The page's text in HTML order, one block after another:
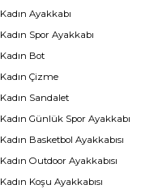
Kadın Ayakkabı
Kadın Spor Ayakkabı
Kadın Bot
Kadın Çizme
Kadın Sandalet
Kadın Günlük Spor Ayakkabı
Kadın Basketbol Ayakkabısı
Kadın Outdoor Ayakkabısı
Kadın Koşu Ayakkabısı